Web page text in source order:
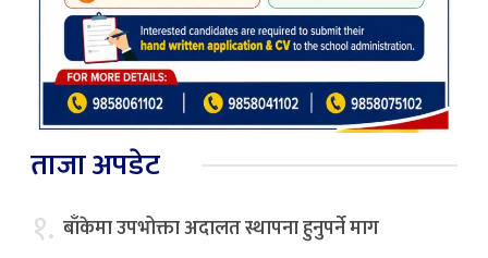
ताजा अपडेट
१. बाँकेमा उपभोक्ता अदालत स्थापना हुनुपर्ने माग